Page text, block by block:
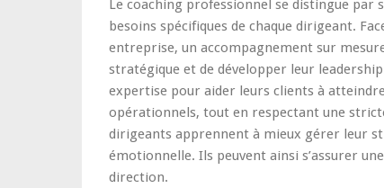
Le coaching professionnel se distingue par
besoins spécifiques de chaque dirigeant.
entreprise, un accompagnement sur
stratégique et de développer leur
expertise pour aider leurs clients à
opérationnels, tout en respectant une
dirigeants apprennent à mieux gérer leur
émotionnelle. Ils peuvent ainsi s’assurer
direction.